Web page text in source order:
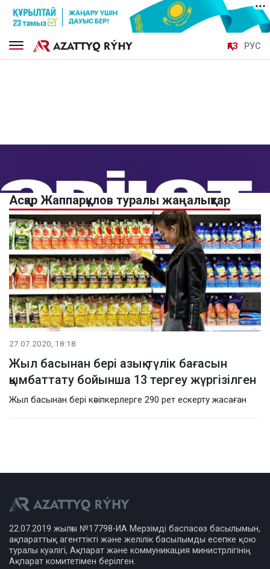
ҚАЗ РУС
Асқар Жаппарқұлов туралы жаңалықтар
27.07.2020, 18:18
Жыл басынан бері азық-түлік бағасын
қымбаттату бойынша 13 тергеу жүргізілген
Жыл басынан бері кәсіпкерлерге 290 рет ескерту жасаған
22.07.2019 жылғы №17798-ИА Мерзімді баспасөз басылымын,
ақпараттық агенттікті және желілік басылымды есепке қою
туралы куәлігі, Ақпарат және коммуникация министрлігінің
Ақпарат комитетімен берілген.